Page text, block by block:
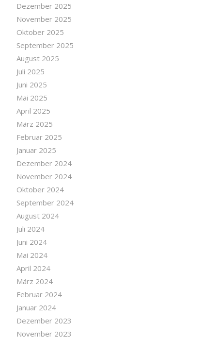
Dezember 2025
November 2025
Oktober 2025
September 2025
August 2025
Juli 2025
Juni 2025
Mai 2025
April 2025
März 2025
Februar 2025
Januar 2025
Dezember 2024
November 2024
Oktober 2024
September 2024
August 2024
Juli 2024
Juni 2024
Mai 2024
April 2024
März 2024
Februar 2024
Januar 2024
Dezember 2023
November 2023